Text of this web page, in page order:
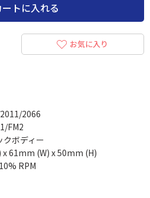
ートに入れる
お気に入り
2066
FM2
クボディー
x 61mm (W) x 50mm (H)
RPM